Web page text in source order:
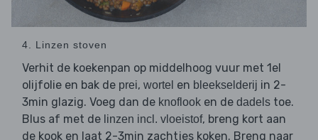
4. Linzen stoven
Verhit de koekenpan op middelhoog vuur met 1el
olijfolie en bak de prei, wortel en bleekselderij in 2-
3min glazig. Voeg dan de knoflook en de dadels toe.
Blus af met de linzen incl. vloeistof, breng kort aan
de kook en laat 2-3min zachtjes koken. Breng naar